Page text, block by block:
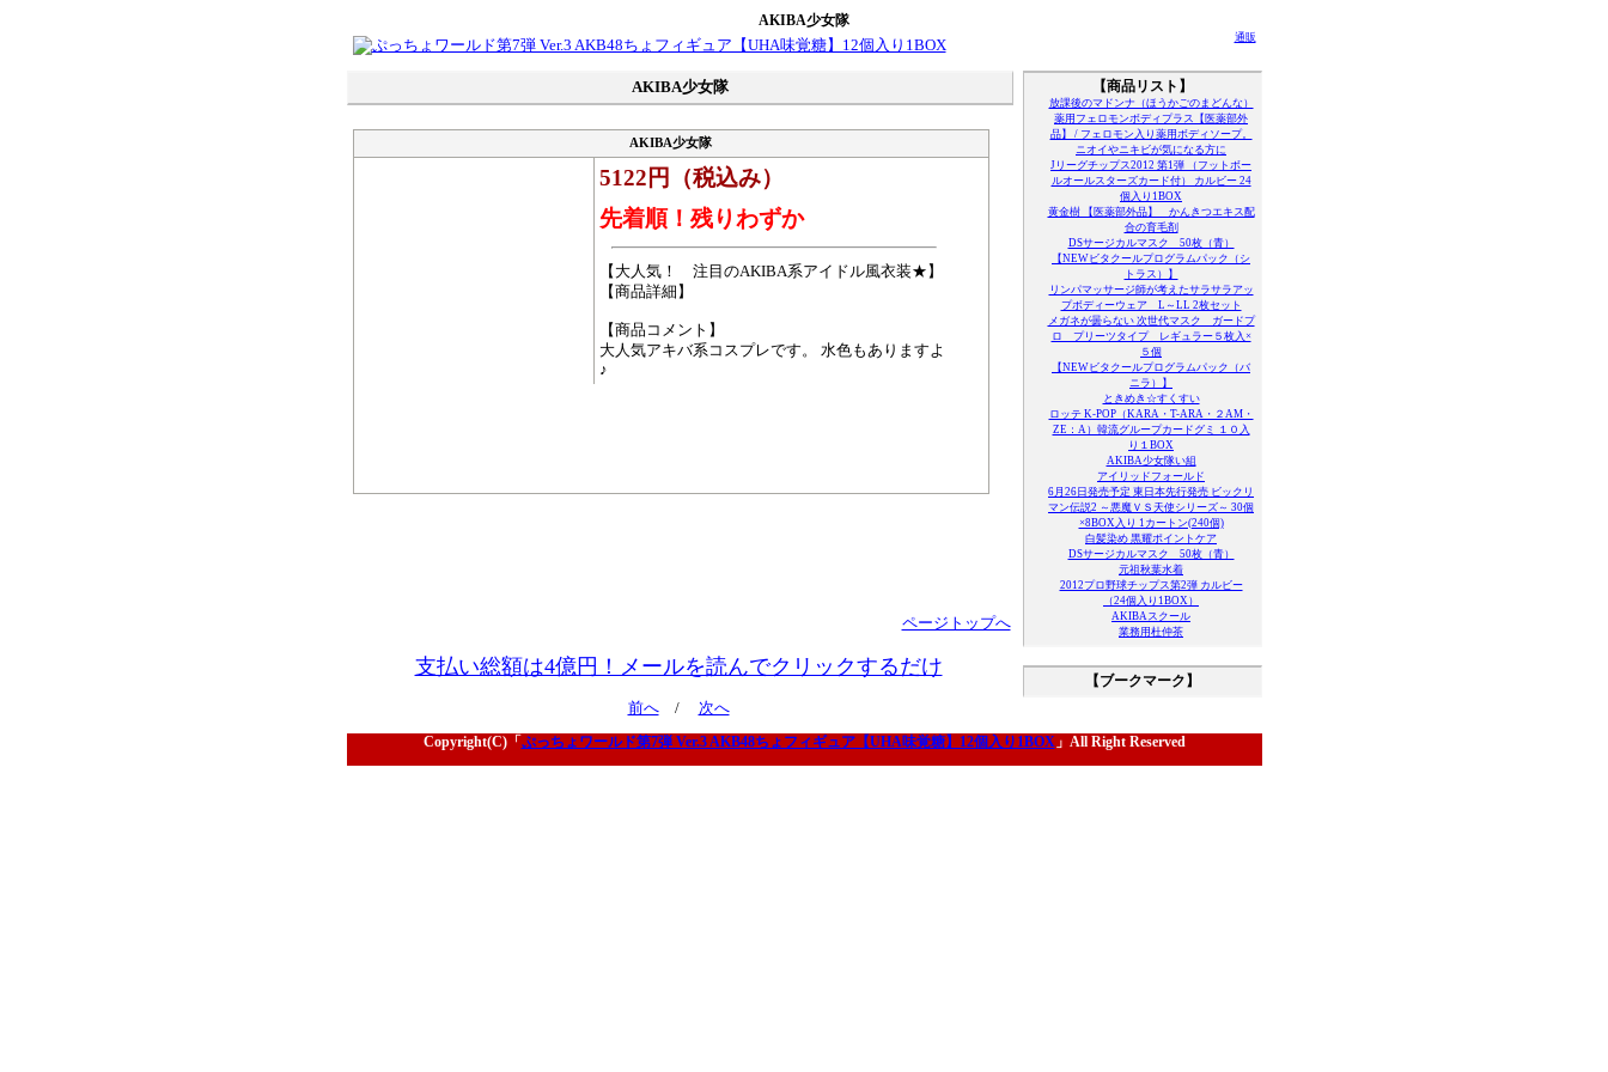
AKIBA少女隊
通販
【商品リスト】
放課後のマドンナ（ほうかごのまどんな）
薬用フェロモンボディプラス【医薬部外
品】 / フェロモン入り薬用ボディソープ。
ニオイやニキビが気になる方に
Jリーグチップス2012 第1弾 （フットボー
ルオールスターズカード付） カルビー 24
個入り1BOX
黄金樹 【医薬部外品】 かんきつエキス配
合の育毛剤
DSサージカルマスク 50枚（青）
【NEWビタクールプログラムパック（シ
トラス）】
リンパマッサージ師が考えたサラサラアッ
プボディーウェア L～LL 2枚セット
メガネが曇らない 次世代マスク ガードプ
ロ プリーツタイプ レギュラー５枚入×
５個
【NEWビタクールプログラムパック（バ
ニラ）】
ときめき☆すくすい
ロッテ K-POP（KARA・T-ARA・２AM・
ZE：A）韓流グループカードグミ １０入
り１BOX
AKIBA少女隊い組
アイリッドフォールド
6月26日発売予定 東日本先行発売 ビックリ
マン伝説2 ～悪魔ＶＳ天使シリーズ～ 30個
×8BOX入り 1カートン(240個)
白髪染め 黒耀ポイントケア
DSサージカルマスク 50枚（青）
元祖秋葉水着
2012プロ野球チップス第2弾 カルビー
（24個入り1BOX）
AKIBAスクール
業務用杜仲茶
【ブークマーク】
AKIBA少女隊
AKIBA少女隊
5122円（税込み）
先着順！残りわずか
【大人気！ 注目のAKIBA系アイドル風衣装★】
【商品詳細】
【商品コメント】
大人気アキバ系コスプレです。 水色もありますよ
♪
ページトップへ
支払い総額は4億円！メールを読んでクリックするだけ
前へ/ 次へ
Copyright(C)「 ぷっちょワールド第7弾 Ver.3 AKB48ちょフィギュア【UHA味覚糖】12個入り1BOX 」All Right Reserved